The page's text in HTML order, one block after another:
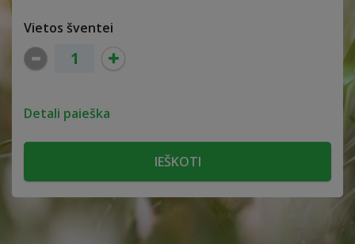
Vietos šventei
Detali paieška